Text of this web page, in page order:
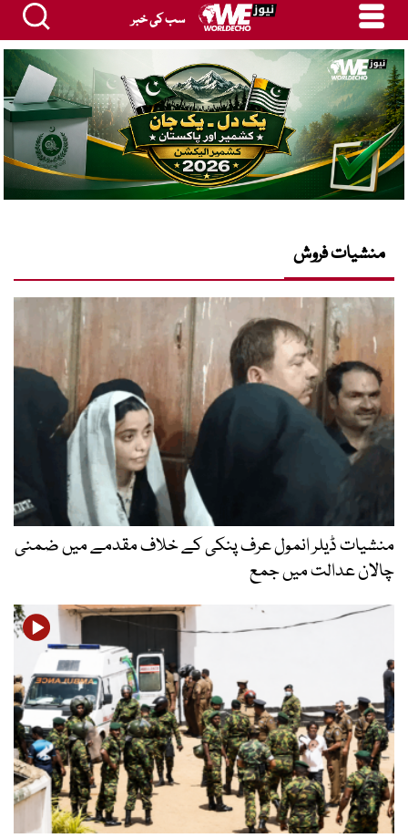
سب کی خبر
منشیات فروش
منشیات ڈیلر انمول عرف پنکی کے خلاف مقدمے میں ضمنی
چالان عدالت میں جمع